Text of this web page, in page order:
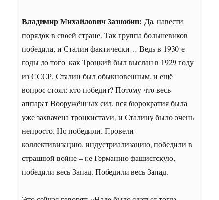
Владимир Михайлович Зазнобин:Да, навести
порядок в своей стране. Так группа большевиков
победила, и Сталин фактически… Ведь в 1930-е
годы до того, как Троцкий был выслан в 1929 году
из СССР, Сталин был обыкновенным, и ещё
вопрос стоял: кто победит? Потому что весь
аппарат Вооружённых сил, вся бюрократия была
уже захвачена троцкистами, и Сталину было очень
непросто. Но победили. Провели
коллективизацию, индустриализацию, победили в
страшной войне – не Германию фашистскую,
победили весь Запад. Победили весь Запад.